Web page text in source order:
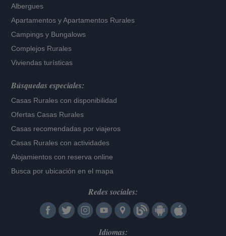
Albergues
Apartamentos yApartamentos Rurales
Campings y Bungalows
Complejos Rurales
Viviendas turísticas
Búsquedas especiales:
Casas Rurales con disponibilidad
Ofertas Casas Rurales
Casas recomendadas por viajeros
Casas Rurales con actividades
Alojamientos con reserva online
Busca por ubicación en el mapa
Redes sociales:
Idiomas: